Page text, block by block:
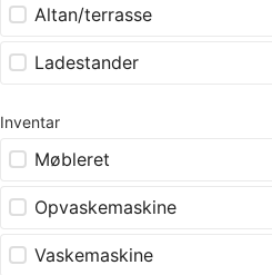
Altan/terrasse
Ladestander
Inventar
Møbleret
Opvaskemaskine
Vaskemaskine